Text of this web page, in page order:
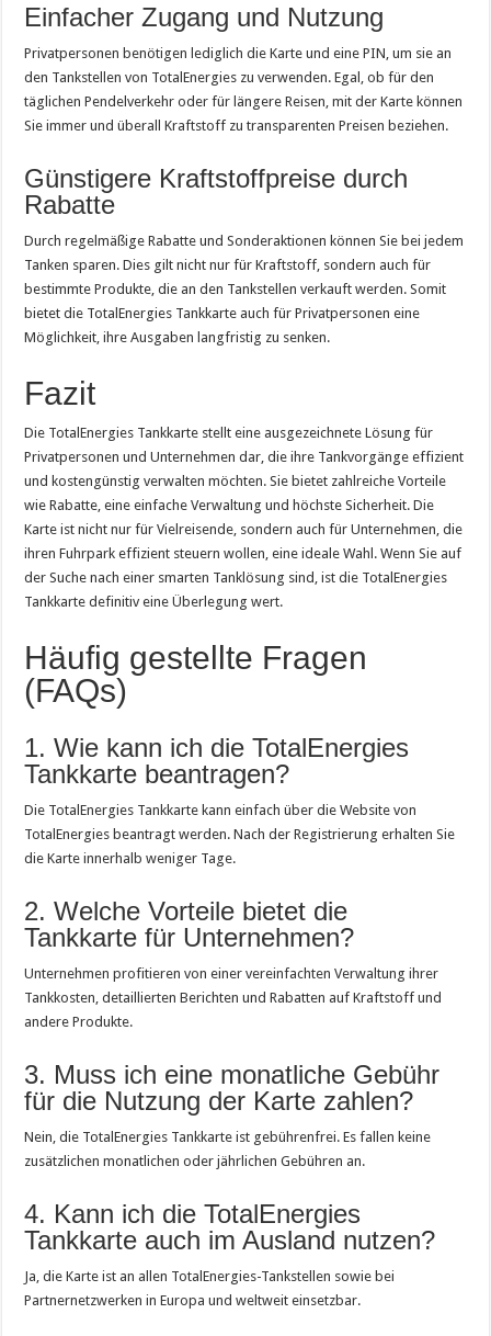
Einfacher Zugang und Nutzung
Privatpersonen benötigen lediglich die Karte und eine PIN, um sie an
den Tankstellen von TotalEnergies zu verwenden. Egal, ob für den
täglichen Pendelverkehr oder für längere Reisen, mit der Karte können
Sie immer und überall Kraftstoff zu transparenten Preisen beziehen.
Günstigere Kraftstoffpreise durch
Rabatte
Durch regelmäßige Rabatte und Sonderaktionen können Sie bei jedem
Tanken sparen. Dies gilt nicht nur für Kraftstoff, sondern auch für
bestimmte Produkte, die an den Tankstellen verkauft werden. Somit
bietet die TotalEnergies Tankkarte auch für Privatpersonen eine
Möglichkeit, ihre Ausgaben langfristig zu senken.
Fazit
Die TotalEnergies Tankkarte stellt eine ausgezeichnete Lösung für
Privatpersonen und Unternehmen dar, die ihre Tankvorgänge effizient
und kostengünstig verwalten möchten. Sie bietet zahlreiche Vorteile
wie Rabatte, eine einfache Verwaltung und höchste Sicherheit. Die
Karte ist nicht nur für Vielreisende, sondern auch für Unternehmen, die
ihren Fuhrpark effizient steuern wollen, eine ideale Wahl. Wenn Sie auf
der Suche nach einer smarten Tanklösung sind, ist die TotalEnergies
Tankkarte definitiv eine Überlegung wert.
Häufig gestellte Fragen
(FAQs)
1. Wie kann ich die TotalEnergies
Tankkarte beantragen?
Die TotalEnergies Tankkarte kann einfach über die Website von
TotalEnergies beantragt werden. Nach der Registrierung erhalten Sie
die Karte innerhalb weniger Tage.
2. Welche Vorteile bietet die
Tankkarte für Unternehmen?
Unternehmen profitieren von einer vereinfachten Verwaltung ihrer
Tankkosten, detaillierten Berichten und Rabatten auf Kraftstoff und
andere Produkte.
3. Muss ich eine monatliche Gebühr
für die Nutzung der Karte zahlen?
Nein, die TotalEnergies Tankkarte ist gebührenfrei. Es fallen keine
zusätzlichen monatlichen oder jährlichen Gebühren an.
4. Kann ich die TotalEnergies
Tankkarte auch im Ausland nutzen?
Ja, die Karte ist an allen TotalEnergies-Tankstellen sowie bei
Partnernetzwerken in Europa und weltweit einsetzbar.